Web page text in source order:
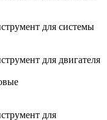
для системы
для двигателя
для